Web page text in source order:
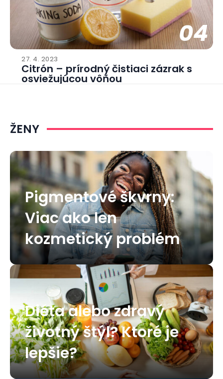
04
27. 4. 2023
Citrón – prírodný čistiaci zázrak s
osviežujúcou vôňou
ŽENY
Pigmentové škvrny:
Viac ako len
kozmetický problém
Diéta alebo zdravý
životný štýl? Ktoré je
lepšie?